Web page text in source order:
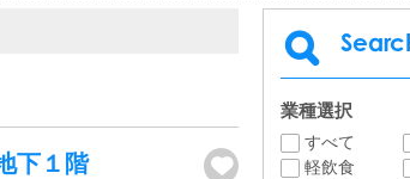
下１階
業種選択
すべて
軽飲食